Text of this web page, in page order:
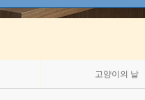
고양이의 날